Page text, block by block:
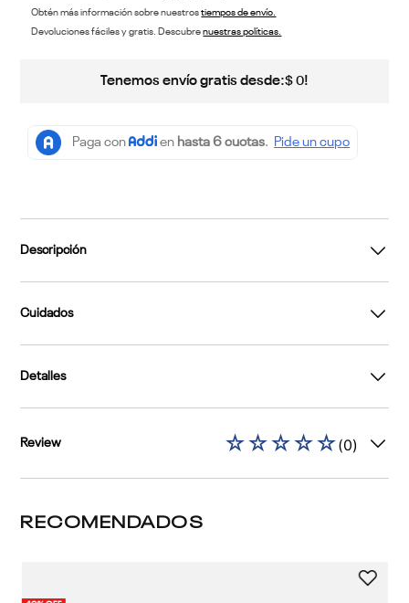
Obtén más información sobre nuestrostiempos de envío.
Devoluciones fáciles y gratis. Descubrenuestras políticas.
Tenemos envío gratis desde:$ 0!
Descripción
Cuidados
Detalles
Review ☆☆☆☆☆(0)
RECOMENDADOS